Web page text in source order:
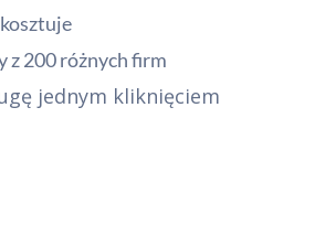
z 200 różnych firm
jednym kliknięciem